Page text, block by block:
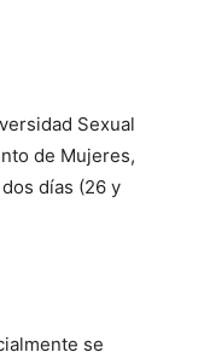
Sexual
de Mujeres,
días (26 y
se